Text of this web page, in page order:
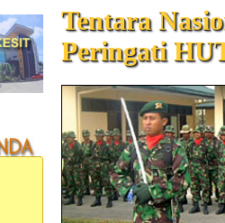
Tentara
Peringati